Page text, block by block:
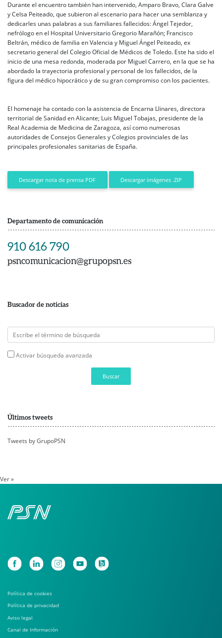
Durante el encuentro también han intervenido, Amparo Bravo, Clara Galve
y Celsa Peiteado, que subieron al escenario para hacer una semblanza y
dedicarles unas palabras a sus familiares fallecidos: Ángel Tejedor,
nefrólogo en el Hospital Universitario Gregorio Marañón; Francisco
Beltrán, médico de familia en Valencia y Miguel Ángel Peiteado, ex
secretario general del Colegio Oficial de Médicos de Toledo. Este ha sido el
inicio de una mesa redonda, moderada por Miguel Carrero, en la que se ha
abordado la trayectoria profesional y personal de los fallecidos, de la
figura del médico hipocrático y de su gran compromiso con los pacientes.
El homenaje ha contado con la asistencia de Encarna Llinares, directora
territorial de Sanidad en Alicante; Luis Miguel Tobajas, presidente de la
Real Academia de Medicina de Zaragoza, así como numerosas
autoridades de Consejos Generales y Colegios provinciales de las
principales profesionales sanitarias de España.
Descargar nota de prensa PDF Descargar imágenes .ZIP
Departamento de comunicación
910 616 790
psncomunicacion@grupopsn.es
Buscador de noticias
Activar búsqueda avanzada
Buscar
Últimos tweets
Tweets by GrupoPSN
Ver »
Política de cookies
Política de privacidad
Aviso legal
Canal de Información